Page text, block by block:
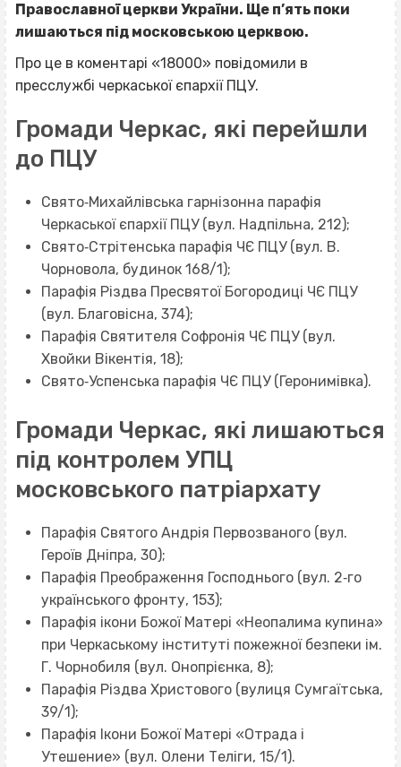
Православної церкви України. Ще п’ять поки
лишаються під московською церквою.
Про це в коментарі «18000» повідомили в
пресслужбі черкаської єпархії ПЦУ.
Громади Черкас, які перейшли
до ПЦУ
Свято‐Михайлівська гарнізонна парафія
Черкаської єпархії ПЦУ (вул. Надпільна, 212);
Свято‐Стрітенська парафія ЧЄ ПЦУ (вул. В.
Чорновола, будинок 168/1);
Парафія Різдва Пресвятої Богородиці ЧЄ ПЦУ
(вул. Благовісна, 374);
Парафія Святителя Софронія ЧЄ ПЦУ (вул.
Хвойки Вікентія, 18);
Свято‐Успенська парафія ЧЄ ПЦУ (Геронимівка).
Громади Черкас, які лишаються
під контролем УПЦ
московського патріархату
Парафія Святого Андрія Первозваного (вул.
Героїв Дніпра, 30);
Парафія Преображення Господнього (вул. 2‐го
українського фронту, 153);
Парафія ікони Божої Матері «Неопалима купина»
при Черкаському інституті пожежної безпеки ім.
Г. Чорнобиля (вул. Онопрієнка, 8);
Парафія Різдва Христового (вулиця Сумгаїтська,
39/1);
Парафія Ікони Божої Матері «Отрада і
Утешение» (вул. Олени Теліги, 15/1).